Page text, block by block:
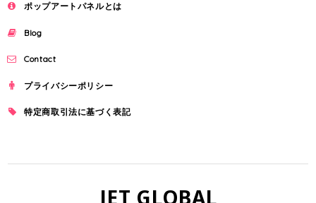
ポップアートパネルとは
Blog
Contact
プライバシーポリシー
特定商取引法に基づく表記
JET GLOBAL